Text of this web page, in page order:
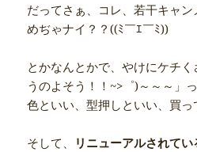
だってさぁ、コレ、若干キャ
めぢゃナイ？？((ﾐ￣ｴ￣ﾐ))
とかなんとかで、やけにケチ
うのよそう！！~>゜)～～～」
色といい、型押しといい、買っ
そして、
リニューアルされて